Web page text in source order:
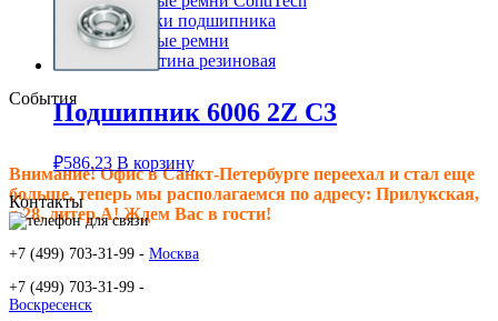
Сальники подшипника
Клиновые ремни
Техпластина резиновая
События
Внимание! Офис в Санкт-Петербурге переехал и стал еще
больше, теперь мы располагаемся по адресу: Прилукская,
д.28, литер.А! Ждем Вас в гости!
Подшипник 6006 2Z C3
₽586.23 В корзину
Контакты
+7 (499) 703-31-99 - Москва
+7 (499) 703-31-99 -
Воскресенск